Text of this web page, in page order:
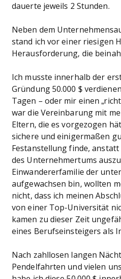
dauerte jeweils 2 Stunden.
Neben dem
stand ich vor einer riesigen
Herausforderung, die
Ich musste innerhalb der
Gründung 50.000 $
Tagen – oder mir einen
war die Vereinbarung mit
Eltern, die es vorgezogen
sichere und einigermaßen
Festanstellung finde, anstatt
des Unternehmertums
Einwandererfamilie der
aufgewachsen bin, wollten
nicht, dass ich meinen
von einer Top-Universität
kamen zu dieser Zeit
eines Berufseinsteigers als
Nach zahllosen langen
Pendelfahrten und vielen